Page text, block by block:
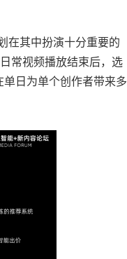
其中扮演十分重要的
常视频播放结束后，选
日为单个创作者带来多